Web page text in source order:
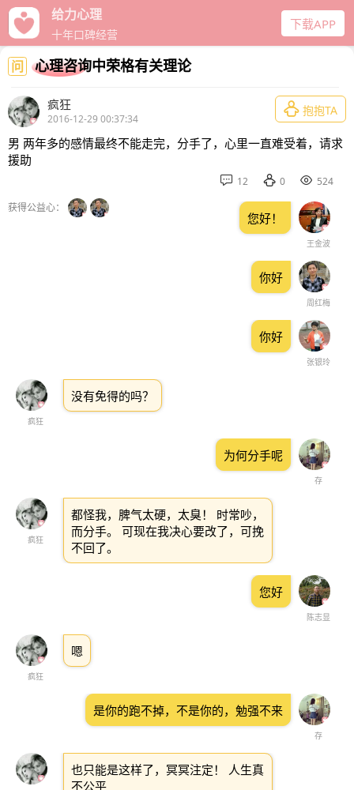
给力心理
十年口碑经营
下载APP
问 心理咨询中荣格有关理论
疯狂
2016-12-29 00:37:34
 抱抱TA
男 两年多的感情最终不能走完，分手了，心里一直难受着，请求
援助
 12  0  524
获得公益心：
王金波
您好！
周红梅
你好
张银玲
你好
疯狂
没有免得的吗？
存
为何分手呢
疯狂
都怪我，脾气太硬，太臭！ 时常吵，
而分手。 可现在我决心要改了，可挽
不回了。
陈志显
您好
疯狂
嗯
存
是你的跑不掉，不是你的，勉强不来
也只能是这样了，冥冥注定！ 人生真
不公平